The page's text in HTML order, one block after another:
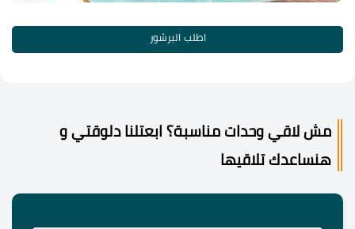
اطلب البرشور
مش لاقي وحدات مناسبة؟ ابعتلنا دلوقتي و
هنساعدك تلاقيها